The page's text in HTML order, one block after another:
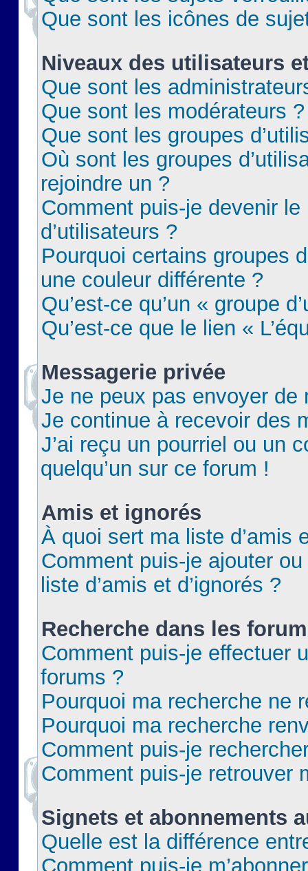
Que sont les icônes de
Niveaux des utilisateurs
Que sont les
Que sont les modérateurs ?
Que sont les groupes
Où sont les groupes
rejoindre un ?
Comment puis-je devenir le
d’utilisateurs ?
Pourquoi certains groupes
une couleur différente ?
Qu’est-ce qu’un « groupe
Qu’est-ce que le lien «
Messagerie privée
Je ne peux pas envoyer de
Je continue à recevoir des
J’ai reçu un pourriel ou un
quelqu’un sur ce forum !
Amis et ignorés
À quoi sert ma liste d’amis
Comment puis-je ajouter
liste d’amis et d’ignorés ?
Recherche dans les
Comment puis-je effectuer
forums ?
Pourquoi ma recherche ne
Pourquoi ma recherche
Comment puis-je
Comment puis-je retrouver
Signets et abonnements
Quelle est la différence
Comment puis-je